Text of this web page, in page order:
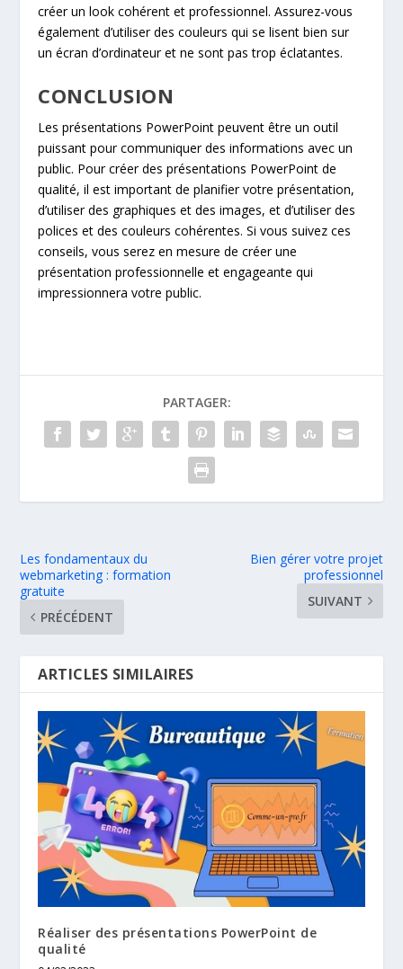
créer un look cohérent et professionnel. Assurez-vous
également d’utiliser des couleurs qui se lisent bien sur
un écran d’ordinateur et ne sont pas trop éclatantes.
CONCLUSION
Les présentations PowerPoint peuvent être un outil
puissant pour communiquer des informations avec un
public. Pour créer des présentations PowerPoint de
qualité, il est important de planifier votre présentation,
d’utiliser des graphiques et des images, et d’utiliser des
polices et des couleurs cohérentes. Si vous suivez ces
conseils, vous serez en mesure de créer une
présentation professionnelle et engageante qui
impressionnera votre public.
PARTAGER:
Les fondamentaux du
webmarketing : formation
gratuite
PRÉCÉDENT
Bien gérer votre projet
professionnel
SUIVANT
ARTICLES SIMILAIRES
Réaliser des présentations PowerPoint de
qualité